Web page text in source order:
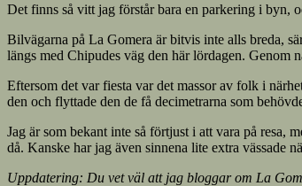
Det finns så vitt jag förstår bara en parkering i byn,
Bilvägarna på La Gomera är bitvis inte alls breda,
längs med Chipudes väg den här lördagen. Genom
Eftersom det var fiesta var det massor av folk i
den och flyttade den de få decimetrarna som
Jag är som bekant inte så förtjust i att vara på resa,
då. Kanske har jag även sinnena lite extra vässade
Uppdatering: Du vet väl att jag bloggar om La